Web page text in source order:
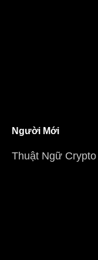
Người Mới
Thuật Ngữ Crypto